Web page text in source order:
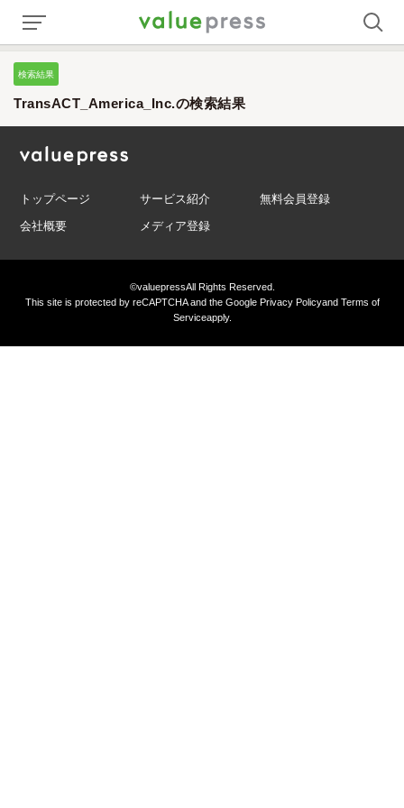
検索結果
TransACT_America_Inc.の検索結果
トップページ サービス紹介
無料会員登録
会社概要
メディア登録
©valuepressAll Rights Reserved.
This site is protected by reCAPTCHA and the GooglePrivacy Policyand Terms of
Serviceapply.